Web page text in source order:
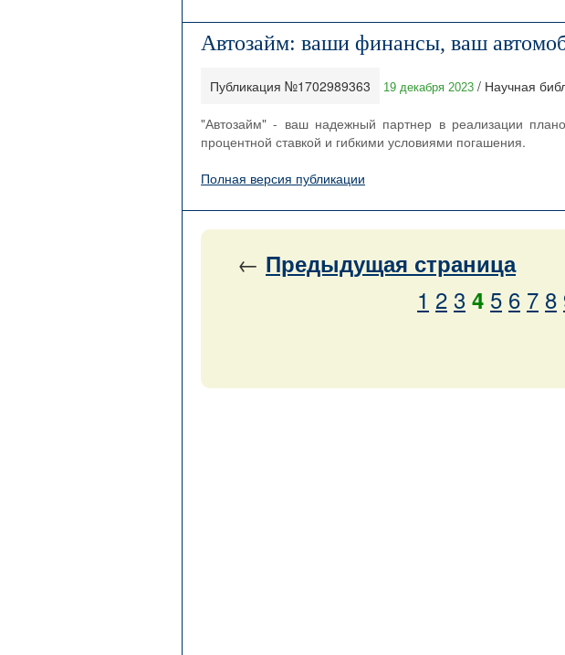
Автозайм: ваши финансы, ваш
Публикация №1702989363 19 декабря 2023 / Научная
"Автозайм" - ваш надежный партнер в реализации
процентной ставкой и гибкими условиями погашения.
Полная версия публикации
← Предыдущая страница
1 2 3 4 5 6 7 8